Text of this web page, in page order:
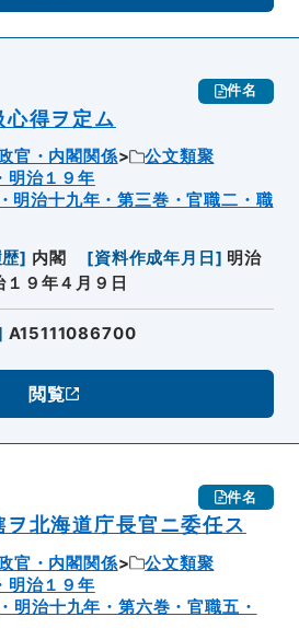
件名
得ヲ定ム
官・内閣関係
公文類聚
明治１９年
明治十九年・第三巻・官職二・職
] 内閣 [資料作成年月日 ] 明治
９年４月９日
A15111086700
閲覧
件名
北海道庁長官ニ委任ス
官・内閣関係
公文類聚
明治１９年
明治十九年・第六巻・官職五・